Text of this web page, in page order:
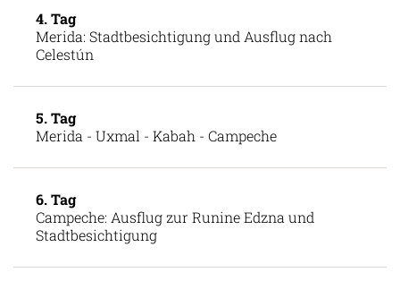
4. Tag
Merida: Stadtbesichtigung und Ausflug nach
Celestún
5. Tag
Merida - Uxmal - Kabah - Campeche
6. Tag
Campeche: Ausflug zur Runine Edzna und
Stadtbesichtigung